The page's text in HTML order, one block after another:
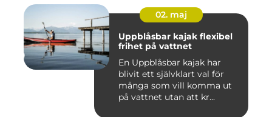
02. maj
Uppblåsbar kajak flexibel
frihet på vattnet
En Uppblåsbar kajak har
blivit ett självklart val för
många som vill komma ut
på vattnet utan att kr...